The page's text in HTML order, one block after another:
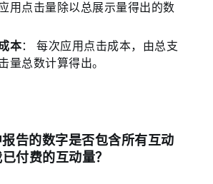
用点击量除以总展示量得出的数
本： 每次应用点击成本，由总支
量总数计算得出。
告的数字是否包含所有互动
付费的互动量？